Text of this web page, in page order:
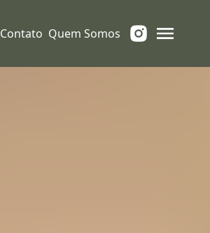
Contato Quem Somos